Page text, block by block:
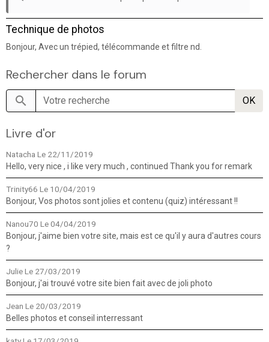
Technique de photos
Bonjour, Avec un trépied, télécommande et filtre nd.
Rechercher dans le forum
OK
Livre d'or
Natacha Le 22/11/2019
Hello, very nice , i like very much , continued Thank you for remark
Trinity66 Le 10/04/2019
Bonjour, Vos photos sont jolies et contenu (quiz) intéressant !!
Nanou70 Le 04/04/2019
Bonjour, j'aime bien votre site, mais est ce qu'il y aura d'autres cours
?
JulieLe 27/03/2019
Bonjour, j'ai trouvé votre site bien fait avec de joli photo
Jean Le 20/03/2019
Belles photos et conseil interressant